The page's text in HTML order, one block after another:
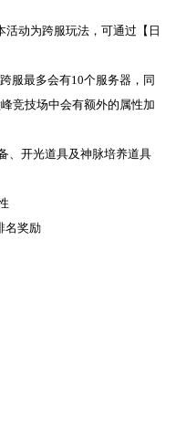
动为跨服玩法，可通过【日
服最多会有10个服务器，同
竞技场中会有额外的属性加
、开光道具及神脉培养道具
名奖励